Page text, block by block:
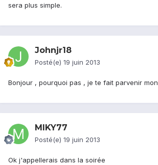
sera plus simple.
Johnjr18
Posté(e) 19 juin 2013
Bonjour , pourquoi pas , je te fait parvenir
MIKY77
Posté(e) 19 juin 2013
Ok j'appellerais dans la soirée